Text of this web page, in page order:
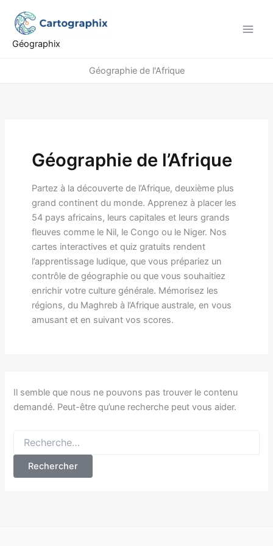
contenu
Géographix
Géographie de l'Afrique
Géographie de l’Afrique
Partez à la découverte de l’Afrique, deuxième plus
grand continent du monde. Apprenez à placer les
54 pays africains, leurs capitales et leurs grands
fleuves comme le Nil, le Congo ou le Niger. Nos
cartes interactives et quiz gratuits rendent
l’apprentissage ludique, que vous prépariez un
contrôle de géographie ou que vous souhaitiez
enrichir votre culture générale. Mémorisez les
régions, du Maghreb à l’Afrique australe, en vous
amusant et en suivant vos scores.
Il semble que nous ne pouvons pas trouver le contenu
demandé. Peut-être qu’une recherche peut vous aider.